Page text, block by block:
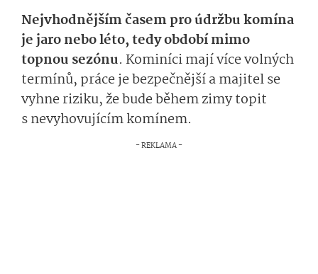
Nejvhodnějším časem pro údržbu komína
je jaro nebo léto, tedy období mimo
topnou sezónu. Kominíci mají více volných
termínů, práce je bezpečnější a majitel se
vyhne riziku, že bude během zimy topit
s nevyhovujícím komínem.